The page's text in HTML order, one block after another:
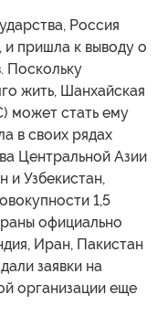
Россия
и пришла к выводу о
Поскольку
жить, Шанхайская
может стать ему
в своих рядах
Центральной Азии
и Узбекистан,
1,5
официально
Иран, Пакистан
заявки на
организации еще